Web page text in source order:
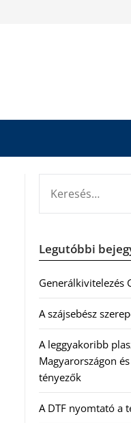
Legutóbbi
Generálkivitelezés
A szájsebész
A leggyakoribb
Magyarországon
tényezők
A DTF nyomtató a